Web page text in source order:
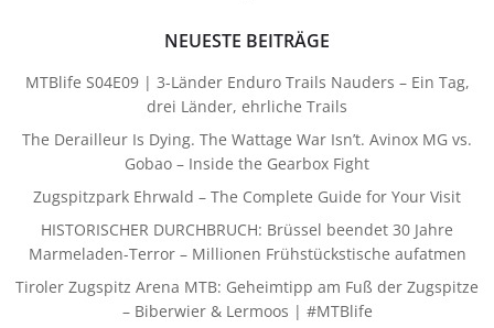
NEUESTE BEITRÄGE
MTBlife S04E09 | 3-Länder Enduro Trails Nauders – Ein Tag,
drei Länder, ehrliche Trails
The Derailleur Is Dying. The Wattage War Isn’t. Avinox MG vs.
Gobao – Inside the Gearbox Fight
Zugspitzpark Ehrwald – The Complete Guide for Your Visit
HISTORISCHER DURCHBRUCH: Brüssel beendet 30 Jahre
Marmeladen-Terror – Millionen Frühstückstische aufatmen
Tiroler Zugspitz Arena MTB: Geheimtipp am Fuß der Zugspitze
– Biberwier & Lermoos | #MTBlife